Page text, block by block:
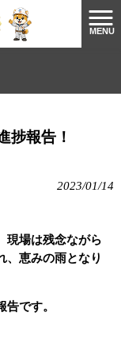
MENU
報告！
2023/01/14
現場は残念ながら
、恵みの雨となり
です。